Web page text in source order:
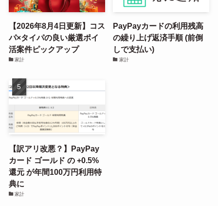
【2026年8月4日更新】コス
パ×タイパの良い厳選ポイ
活案件ピックアップ
家計
PayPayカードの利用残高
の繰り上げ返済手順 (前倒
しで支払い)
家計
【訳アリ改悪？】PayPay
カード ゴールド の +0.5%
還元 が年間100万円利用特
典に
家計